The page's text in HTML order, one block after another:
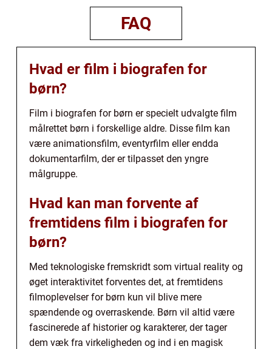
FAQ
Hvad er film i biografen for
børn?
Film i biografen for børn er specielt udvalgte film
målrettet børn i forskellige aldre. Disse film kan
være animationsfilm, eventyrfilm eller endda
dokumentarfilm, der er tilpasset den yngre
målgruppe.
Hvad kan man forvente af
fremtidens film i biografen for
børn?
Med teknologiske fremskridt som virtual reality og
øget interaktivitet forventes det, at fremtidens
filmoplevelser for børn kun vil blive mere
spændende og overraskende. Børn vil altid være
fascinerede af historier og karakterer, der tager
dem væk fra virkeligheden og ind i en magisk